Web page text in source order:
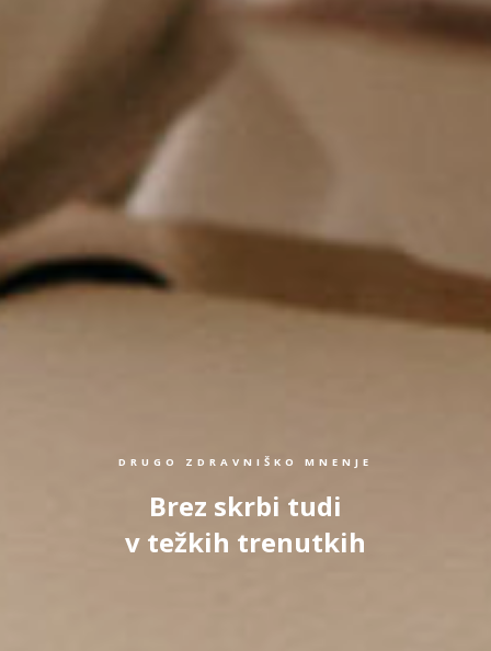
DRUGO ZDRAVNIŠKO MNENJE
Brez skrbi tudi
v težkih trenutkih